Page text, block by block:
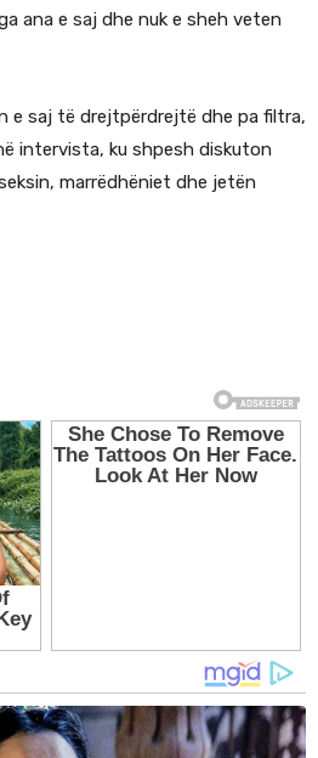
ana e saj dhe nuk e sheh veten
e saj të drejtpërdrejtë dhe pa filtra,
intervista, ku shpesh diskuton
marrëdhëniet dhe jetën